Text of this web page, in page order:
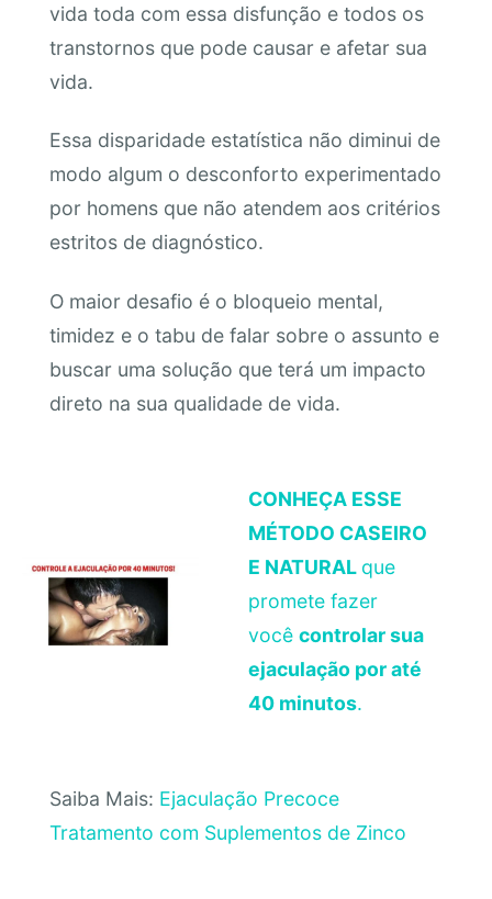
vida toda com essa disfunção e todos os
transtornos que pode causar e afetar sua
vida.
Essa disparidade estatística não diminui de
modo algum o desconforto experimentado
por homens que não atendem aos critérios
estritos de diagnóstico.
O maior desafio é o bloqueio mental,
timidez e o tabu de falar sobre o assunto e
buscar uma solução que terá um impacto
direto na sua qualidade de vida.
CONHEÇA ESSE
MÉTODO CASEIRO
E NATURAL que
promete fazer
você controlar sua
ejaculação por até
40 minutos.
Saiba Mais: Ejaculação Precoce
Tratamento com Suplementos de Zinco